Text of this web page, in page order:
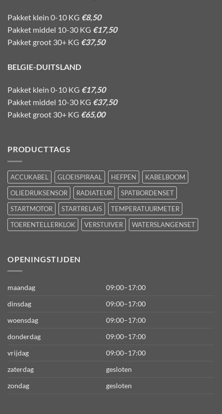
Pakket klein 0-10 KG €8,50
Pakket middel 10-30 KG €17,50
Pakket groot 30+ KG €37,50
BELGIE-DUITSLAND
Pakket klein 0-10 KG €17,50
Pakket middel 10-30 KG €37,50
Pakket groot 30+ KG €65,00
PRODUCTTAGS
ACCUKABEL GLOEISPIRAAL HEFPEN
KABELBOOM
OLIEDRUKSENSOR
RADIATEUR
SPATBORDENSET
STARTMOTOR
STARTRELAIS
TEMPERATUURMETER
TOERENTELLERKLOK
VERSTUIVER WATERSLANGENSET
OPENINGSTIJDEN
maandag
09:00–17:00
dinsdag
09:00–17:00
woensdag
09:00–17:00
donderdag
09:00–17:00
vrijdag
09:00–17:00
zaterdag
gesloten
zondag
gesloten